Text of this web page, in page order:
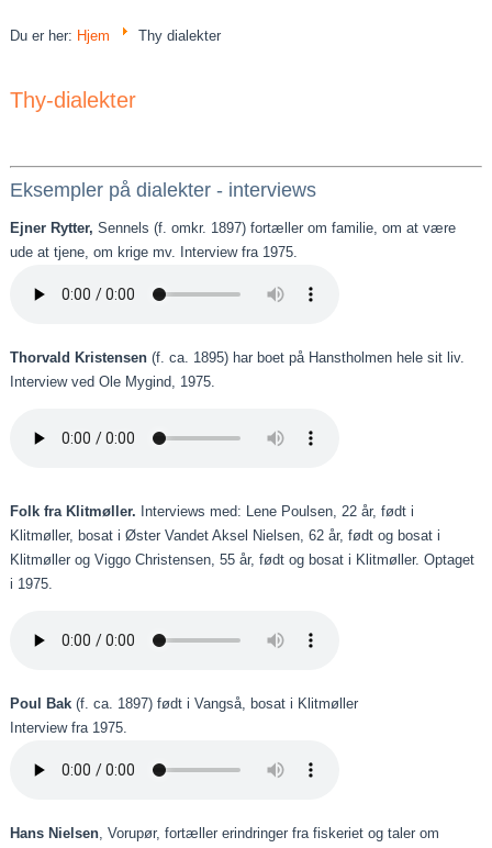
Du er her: Hjem Thy dialekter
Thy-dialekter
Eksempler på dialekter - interviews
Ejner Rytter,Sennels (f. omkr. 1897) fortæller om familie, om at være
ude at tjene, om krige mv. Interview fra 1975.
Thorvald Kristensen (f. ca. 1895) har boet på Hanstholmen hele sit liv.
Interview ved Ole Mygind, 1975.
Folk fra Klitmøller. Interviews med: Lene Poulsen, 22 år, født i
Klitmøller, bosat i Øster Vandet Aksel Nielsen, 62 år, født og bosat i
Klitmøller og Viggo Christensen, 55 år, født og bosat i Klitmøller. Optaget
i 1975.
Poul Bak (f. ca. 1897) født i Vangså, bosat i Klitmøller
Interview fra 1975.
Hans Nielsen , Vorupør, fortæller erindringer fra fiskeriet og taler om